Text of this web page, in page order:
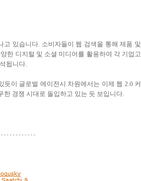
있습니다. 소비자들이 웹 검색을 통해 제품 및
한 디지털 및 소셜 미디어를 활용하여 각 기업고
됩니다.
듯이 글로벌 에이전시 차원에서는 이제 웹 2.0 커
한 경쟁 시대로 돌입하고 있는 듯 보입니다.